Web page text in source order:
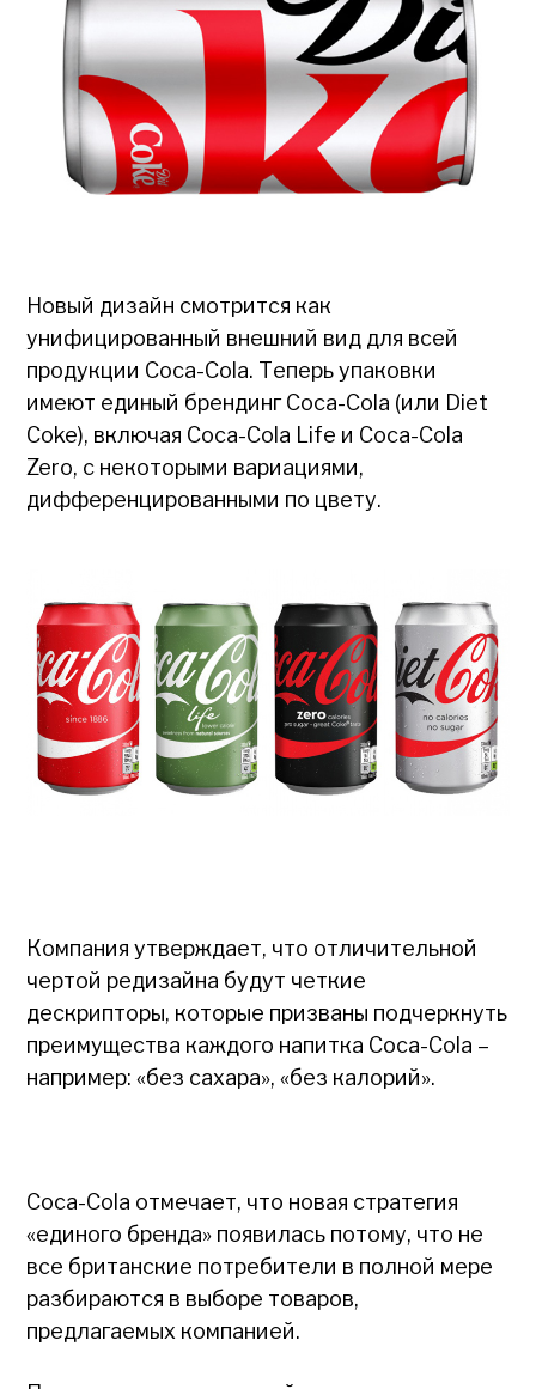
Новый дизайн смотрится как
унифицированный внешний вид для всей
продукции Coca-Cola. Теперь упаковки
имеют единый брендинг Coca-Cola (или Diet
Coke), включая Coca-Cola Life и Coca-Cola
Zero, с некоторыми вариациями,
дифференцированными по цвету.
Компания утверждает, что отличительной
чертой редизайна будут четкие
дескрипторы, которые призваны подчеркнуть
преимущества каждого напитка Coca-Cola –
например: «без сахара», «без калорий».
Coca-Cola отмечает, что новая стратегия
«единого бренда» появилась потому, что не
все британские потребители в полной мере
разбираются в выборе товаров,
предлагаемых компанией.